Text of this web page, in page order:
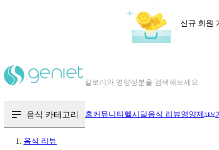
신규 회원
혈당 · 다이어트 음식 검색해보세요
음식 카테고리 홈커뮤니티 헬시딜음식 리뷰영양제 NEW
음식 리뷰